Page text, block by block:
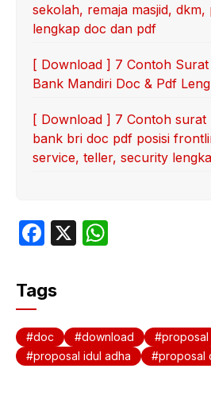
sekolah, remaja masjid,
lengkap doc dan pdf
[ Download ] 7 Contoh Surat
Bank Mandiri Doc & Pdf
[ Download ] 7 Contoh surat
bank bri doc pdf posisi
service, teller, security
F
c
e
b
o
X
A
p
Tags
doc download
proposal
proposal idul adha
proposal